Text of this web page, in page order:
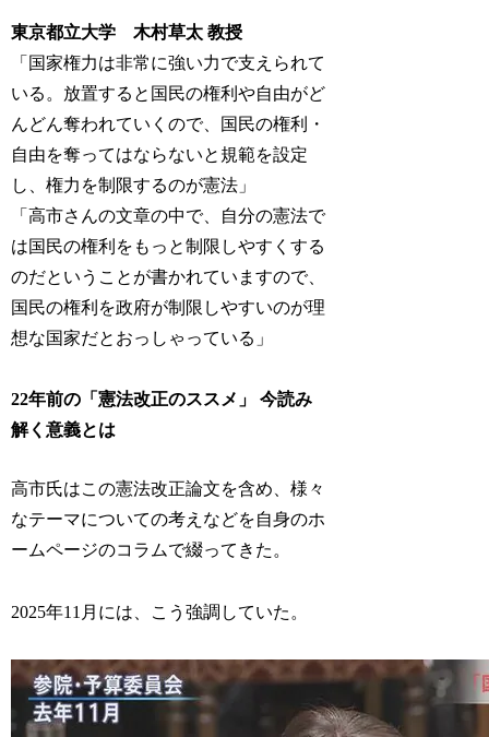
東京都立大学 木村草太 教授
「国家権力は非常に強い力で支えられて
いる。放置すると国民の権利や自由がど
んどん奪われていくので、国民の権利・
自由を奪ってはならないと規範を設定
し、権力を制限するのが憲法」
「高市さんの文章の中で、自分の憲法で
は国民の権利をもっと制限しやすくする
のだということが書かれていますので、
国民の権利を政府が制限しやすいのが理
想な国家だとおっしゃっている」
22年前の「憲法改正のススメ」 今読み
解く意義とは
高市氏はこの憲法改正論文を含め、様々
なテーマについての考えなどを自身のホ
ームページのコラムで綴ってきた。
2025年11月には、こう強調していた。